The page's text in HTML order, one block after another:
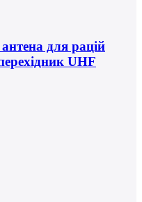
для рацій
UHF